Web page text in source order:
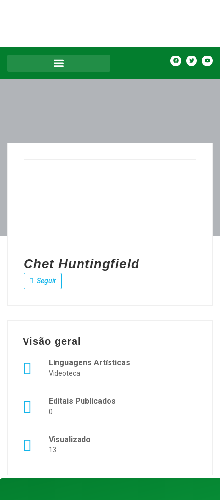
Chet Huntingfield
Seguir
Visão geral
Linguagens Artísticas
Videoteca
Editais Publicados
0
Visualizado
13